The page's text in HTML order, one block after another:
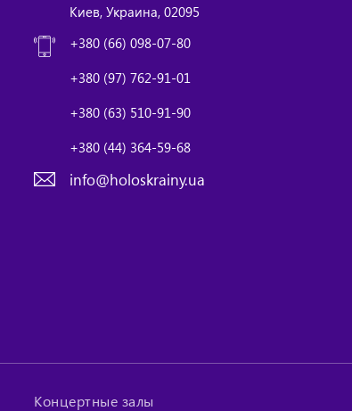
Киев, Украина, 02095
+380 (66) 098-07-80
+380 (97) 762-91-01
+380 (63) 510-91-90
+380 (44) 364-59-68
info@holoskrainy.ua
Концертные залы